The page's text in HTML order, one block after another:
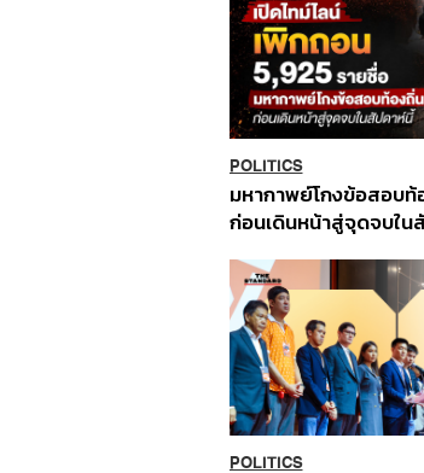
POLITICS
มหากาพย์โกงข้อสอบท้
ก่อนเดินหน้าสู่จุดจบใน
POLITICS